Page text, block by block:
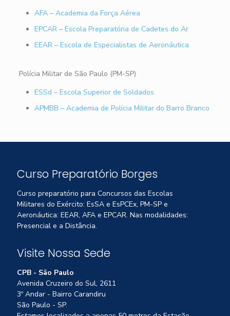
AFA – Academia da Força Aérea
EPCAR – Escola Preparatória de Cadetes do Ar
EEAR – Escola de Especialistas de Aeronáutica
Polícia Militar de São Paulo (PM-SP)
ESSd – Escola Superior de Soldados
APMBB – Academia de Polícia Militar do Barro Branco
Curso Preparatório Borges
Curso preparatório para Concursos das Escolas
Militares do Exército: EsSA e EsPCEx, PM-SP e
Aeronáutica: EEAR, AFA e EPCAR. Nas modalidades:
Presencial e a Distância.
Visite Nossa Sede
CPB - São Paulo
Avenida Cruzeiro do Sul, 2611
3º Andar - Bairro Carandiru
São Paulo - SP.